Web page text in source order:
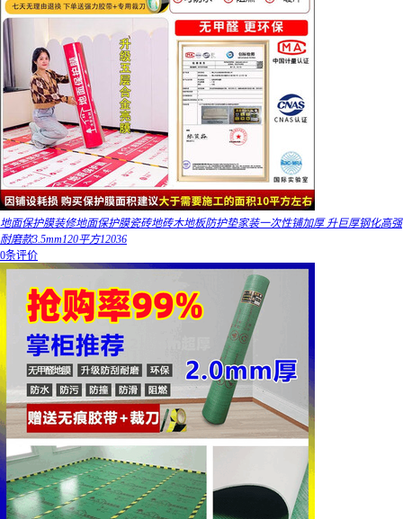
地面保护膜装修地面保护膜瓷砖地砖木地板防护垫家装一次性铺加厚 升巨厚钢化高强
耐磨款3.5mm120平方12036
0条评价